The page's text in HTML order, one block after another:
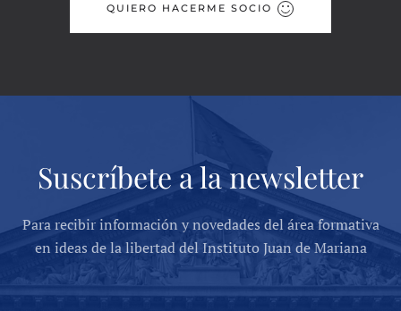
QUIERO HACERME SOCIO
Suscríbete a la newsletter
Para recibir información y novedades del área formativa
en ideas de la libertad del Instituto Juan de Mariana